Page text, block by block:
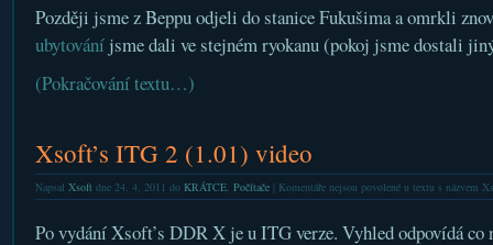
Později jsme z Beppu odjeli do stanice Fukušima a omrkli
ubytováníjsme dali ve stejném ryokanu (pokoj jsme dostali
(Pokračování textu…)
Xsoft’s ITG 2 (1.01) video
Napsal Xsoftdne 24. 4. 2011 do KRÁTCE, Počítače| Komentáře nejsou povolenéu textu s názvem
Po vydání Xsoft’s DDR X je u ITG verze. Vyhled odpovídá co